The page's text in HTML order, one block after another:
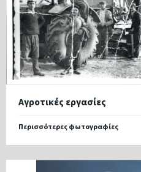
Αγροτικές εργασίες
Περισσότερες φωτογραφίες